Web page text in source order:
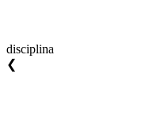
disciplina
❮